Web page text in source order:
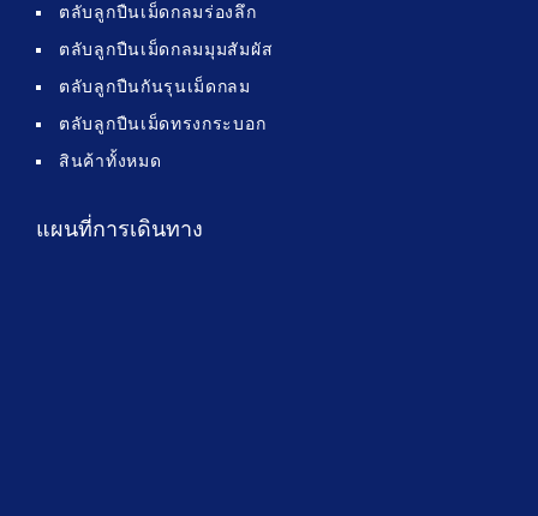
ตลับลูกปืนเม็ดกลมร่องลึก
ตลับลูกปืนเม็ดกลมมุมสัมผัส
ตลับลูกปืนกันรุนเม็ดกลม
ตลับลูกปืนเม็ดทรงกระบอก
สินค้าทั้งหมด
แผนที่การเดินทาง